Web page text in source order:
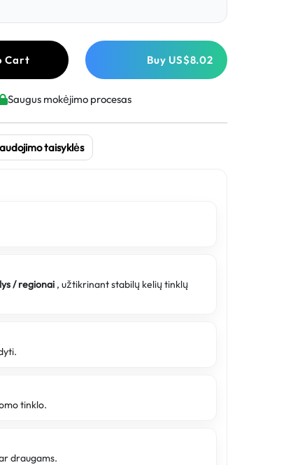
Cart Buy US$8.02
Saugus mokėjimo procesas
taisyklės
/ regionai , užtikrinant stabilų kelių tinklų
tinklo.
draugams.